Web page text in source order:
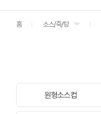
홈 소스/죽/탕
원형소스컵